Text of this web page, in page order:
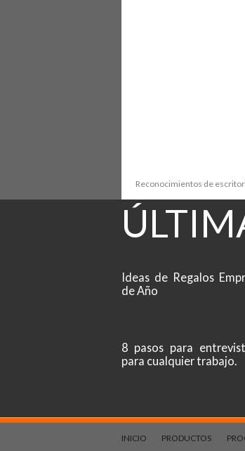
Reconocimientos de
Ideas de Regalos
de Año
8 pasos para
para cualquier trabajo.
INICIO PRODUCTOS